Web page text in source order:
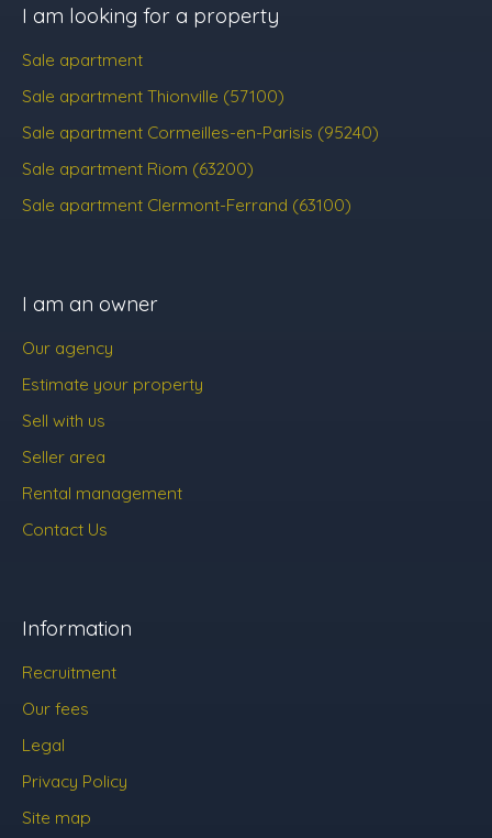
I am looking for a property
Sale apartment
Sale apartment Thionville (57100)
Sale apartment Cormeilles-en-Parisis (95240)
Sale apartment Riom (63200)
Sale apartment Clermont-Ferrand (63100)
I am an owner
Our agency
Estimate your property
Sell with us
Seller area
Rental management
Contact Us
Information
Recruitment
Our fees
Legal
Privacy Policy
Site map